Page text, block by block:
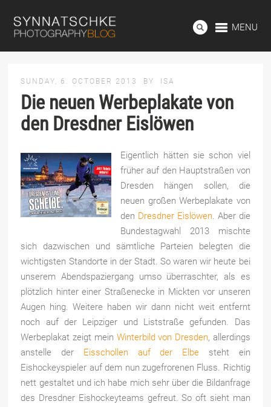
MENU
SUNDAY, 6. OCTOBER 2013 BY ISA
Die neuen Werbeplakate von
den Dresdner Eislöwen
Eigentlich hätten sie schon viel
früher auf den Hauptstraßen von
Dresden hängen sollen, die
neuen großen Werbeplakate von
den Dresdner Eislöwen. Aber die
Bundestagwahl 2013 mischte
sich dazwischen und sämtliche Parteien belegten die
wichtigsten Standorte in der Stadt. So waren wir heute bei
unserem Abendspaziergang umso überraschter, als es
plötzlich hinter einer Straßenecke in Mickten vor unseren
Augen hing. Weitere haben wir dann nicht weit entfernt
noch auf der Leipziger und Liststraße gefunden. Das
Werbeplakat zeigt mein Winterbild von Dresden, allerdings
anstelle der Eisschollen auf der Elbe steht ein
Eishockeyspieler auf dem nun zugefrorenen Fluss. Richtig
nett gestaltet und ich habe mich sehr über die Bildanfrage
des Dresdner Eishockeyteams gefreut. So oft sieht man